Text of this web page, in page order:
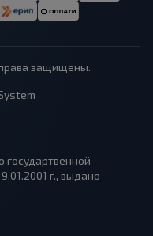
права защищены.
государтвенной
г., выдано